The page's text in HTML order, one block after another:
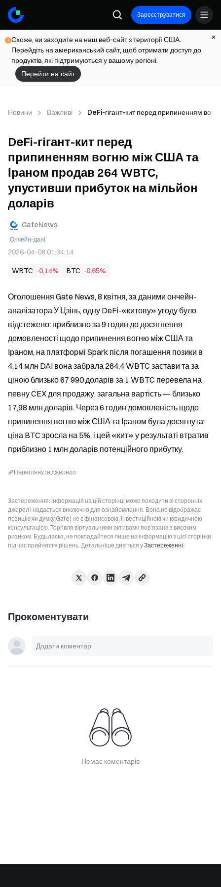
Зареєструватися
Схоже, ви заходите на наш веб-сайт з території США.
Перейдіть на американський сайт, щоб отримати доступ до
продуктів, які підтримуються у вашому регіоні.
Перейти на сайт
Новини Важливі DeFi-гігант-кит перед припиненням
DeFi-гігант-кит перед
припиненням вогню між США та
Іраном продав 264 WBTC,
упустивши прибуток на мільйон
доларів
GateNews
Ончейн-дані
2026-04-08 01:34:14
WBTC -0,14% BTC -0,65%
Оголошення Gate News, 8 квітня, за даними ончейн-
аналізатора У Цзінь, одну DeFi-«китову» угоду було
відстежено: приблизно за 9 годин до досягнення
домовленості щодо припинення вогню між США та
Іраном, на платформі Spark після погашення позики в
4,14 млн DAI вона забрала 264,4 WBTC застави та за
ціною близько 67 990 доларів за 1 WBTC перевела на
певну CEX для продажу, загальна вартість — близько
17,98 млн доларів. Через 6 годин домовленість щодо
припинення вогню між США та Іраном була досягнута:
ціна BTC зросла на 5%, і цей «кит» у результаті втратив
приблизно 1 млн доларів потенційного прибутку.
Переглянути джерело
Застереження: інформація на цій сторінці може походити зі сторонніх
джерел і надається виключно для ознайомлення. Вона не відображає
позицію чи думку Gate і не є фінансовою, інвестиційною чи юридичною
консультацією. Торгівля віртуальними активами пов’язана з високим
ризиком. Будь ласка, не покладайтеся лише на інформацію з цієї сторінки
під час прийняття рішень. Детальніше дивіться уЗастереженні.
Прокоментувати
Немає коментарів